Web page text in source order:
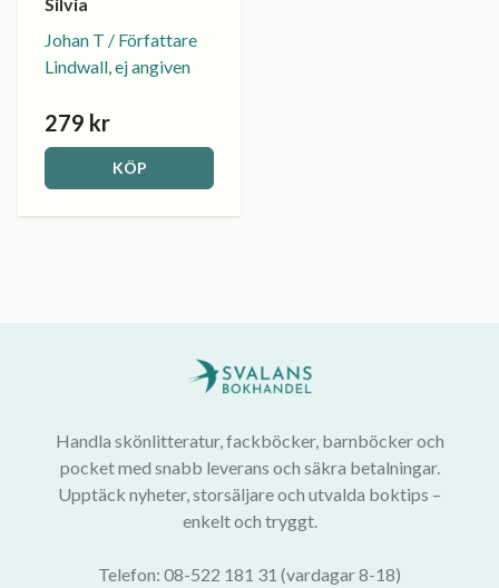
Johan T / Författare
Lindwall, ej angiven
279 kr
KÖP
Handla skönlitteratur, fackböcker, barnböcker och
pocket med snabb leverans och säkra betalningar.
Upptäck nyheter, storsäljare och utvalda boktips –
enkelt och tryggt.
Telefon: 08-522 181 31 (vardagar 8-18)